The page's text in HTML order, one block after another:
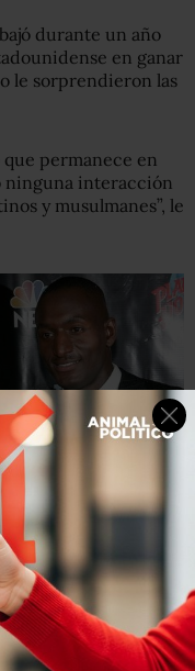
durante un año
en ganar
le sorprendieron las
que permanece en
ninguna interacción
y musulmanes”, le
en ganar
2005.
negro de la
EE.UU., Barack
discurso del